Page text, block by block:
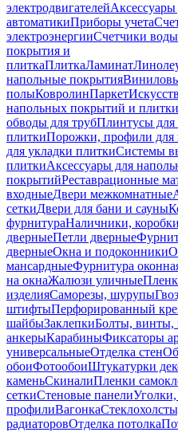
электродвигателей
автоматикиПриборы учета
электроэнергииСчетчики воды
покрытия и
плиткаПлиткаЛаминат
напольные покрытия
полыКовролинПаркет
напольных покрытий и плитки
обводы для трубПлинтусы для
плиткиПорожки, профили для
для укладки плиткиСистемы
плиткиАксессуары для
покрытийРеставрационные
входныеДвери межкомнатные
сеткиДвери для бани и сауны
фурнитураНаличники,
дверныеПетли дверные
дверныеОкна и подоконники
мансардныеФурнитура
на окнаЖалюзи уличные
изделияСаморезы, шурупы
штифтыПерфорированный
шайбыЗаклепкиБолты, винты,
анкерыКарабиныФиксаторы
универсальныеОтделка стен
обоиФотообоиШтукатурки
каменьСкиналиПленки
сеткиСтеновые панели
профилиВагонка
радиаторовОтделка потолка